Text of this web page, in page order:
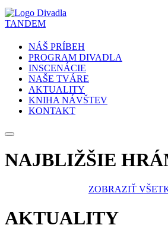
NÁŠ PRÍBEH
PROGRAM DIVADLA
INSCENÁCIE
NAŠE TVÁRE
AKTUALITY
KNIHA NÁVŠTEV
KONTAKT
NAJBLIŽŠIE
ZOBRAZIŤ
AKTUALITY